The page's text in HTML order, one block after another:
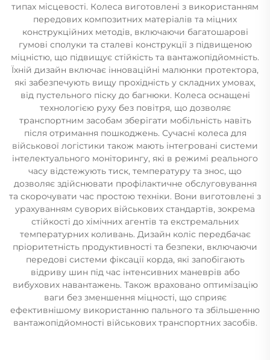
типах місцевості. Колеса виготовлені з використанням
передових композитних матеріалів та міцних
конструкційних методів, включаючи багатошарові
гумові сполуки та сталеві конструкції з підвищеною
міцністю, що підвищує стійкість та вантажопідйомність.
Їхній дизайн включає інноваційні малюнки протектора,
які забезпечують вищу прохідність у складних умовах,
від пустельного піску до багнюки. Колеса оснащені
технологією руху без повітря, що дозволяє
транспортним засобам зберігати мобільність навіть
після отримання пошкоджень. Сучасні колеса для
військової логістики також мають інтегровані системи
інтелектуального моніторингу, які в режимі реального
часу відстежують тиск, температуру та знос, що
дозволяє здійснювати профілактичне обслуговування
та скорочувати час простою техніки. Вони виготовлені з
урахуванням суворих військових стандартів, зокрема
стійкості до хімічних агентів та екстремальних
температурних коливань. Дизайн коліс передбачає
пріоритетність продуктивності та безпеки, включаючи
передові системи фіксації корда, які запобігають
відриву шин під час інтенсивних маневрів або
вибухових навантажень. Також враховано оптимізацію
ваги без зменшення міцності, що сприяє
ефективнішому використанню пального та збільшенню
вантажопідйомності військових транспортних засобів.